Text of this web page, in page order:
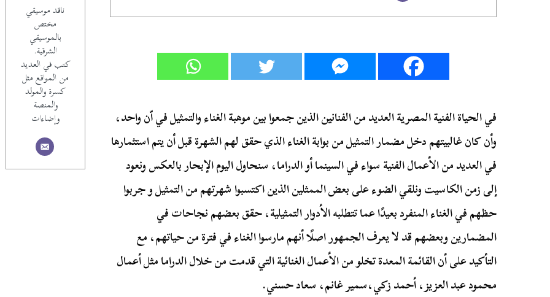
ناقد موسيقي
مختص
بالموسيقي
الشرقية.
كتب في العديد
من المواقع مثل
كسرة والمولد
والمنصة
وإضاءات
في الحياة الفنية المصرية العديد من الفنانين الذين جمعوا بين موهبة الغناء والتمثيل في اّن واحد،
وأن كان غالبيتهم دخل مضمار التمثيل من بوابة الغناء الذي حقق لهم الشهرة قبل أن يتم استثمارها
في العديد من الأعمال الفنية سواء في السينما أو الدراما، سنحاول اليوم الإبحار بالعكس ونعود
إلى زمن الكاسيت ونلقي الضوء على بعض الممثلين الذين اكتسبوا شهرتهم من التمثيل و جربوا
حظهم في الغناء المنفرد بعيدًا عما تتطلبه الأدوار التمثيلية، حقق بعضهم نجاحات في
المضمارين وبعضهم قد لا يعرف الجمهور اصلًا أنهم مارسوا الغناء في فترة من حياتهم، مع
التأكيد على أن القائمة المعدة تخلو من الأعمال الغنائية التي قدمت من خلال الدراما مثل أعمال
محمود عبد العزيز، أحمد زكي،سمير غانم، سعاد حسني.